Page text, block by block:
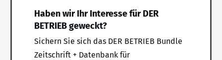
Haben wir Ihr Interesse für DER
BETRIEB geweckt?
Sichern Sie sich das DER BETRIEB Bundle
Zeitschrift + Datenbank für